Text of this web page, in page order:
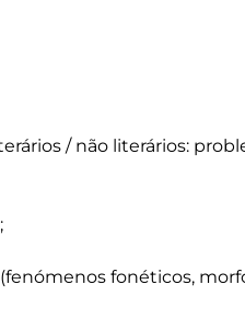
/ não literários:
fonéticos,